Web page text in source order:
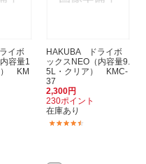
イボ
容量1
） KM
HAKUBA ドライボ
ックスNEO（内容量9.
5L・クリア） KMC-
37
2,300円
230ポイント
在庫あり